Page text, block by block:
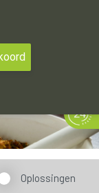
Oplossingen